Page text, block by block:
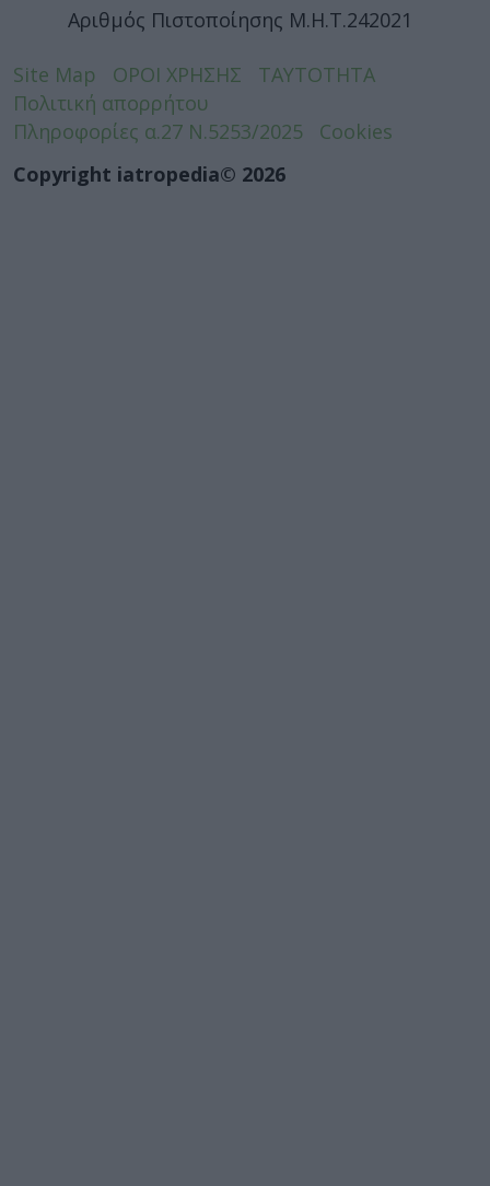
Αριθμός Πιστοποίησης Μ.Η.Τ.242021
Site Map ΟΡΟΙ ΧΡΗΣΗΣ
ΤΑΥΤΟΤΗΤΑ
Πολιτική απορρήτου
Πληροφορίες α.27 Ν.5253/2025
Cookies
Copyright iatropedia© 2026